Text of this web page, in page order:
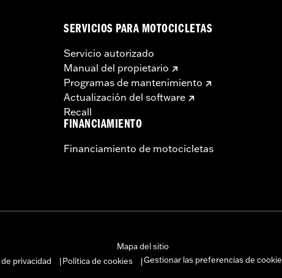
SERVICIOS PARA MOTOCICLETAS
Servicio autorizado
Manual del propietario
Programas de mantenimiento
Actualización del software
Recall
FINANCIAMIENTO
Financiamiento de motocicletas
Mapa del sitio
privacidad Política de cookies Gestionar las preferencias de